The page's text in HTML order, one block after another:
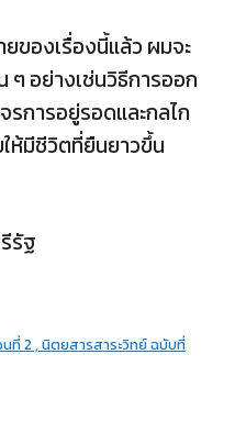
ของเรื่องนี้แล้ว ผมจะ
ๆ อย่างเช่นวิธีการออก
รการอยู่รอดและกลไก
ห้มีชีวิตที่ยืนยาวขึ้น
รัฐ
ที่ 2 , นิตยสารสาระวิทย์ ฉบับที่